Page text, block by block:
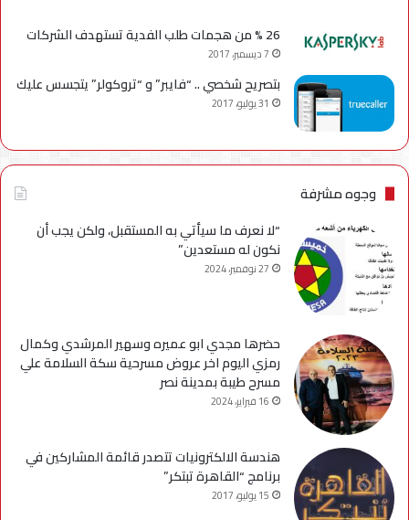
26 % من هجمات طلب الفدية تستهدف الشركات
7 ديسمبر، 2017
بتصريح شخصي .. “فايبر” و “تروكولر” يتجسس عليك
31 يوليو، 2017
وجوه مشرفة
“لا نعرف ما سيأتي به المستقبل، ولكن يجب أن
نكون له مستعدين”
27 نوفمبر، 2024
حضرها مجدي ابو عميره وسهير المرشدي وكمال
رمزي اليوم اخر عروض مسرحية سكة السلامة علي
مسرح طيبة بمدينة نصر
16 فبراير، 2024
هندسة الالكترونيات تتصدر قائمة المشاركين في
برنامج “القاهرة تبتكر”
15 يوليو، 2017